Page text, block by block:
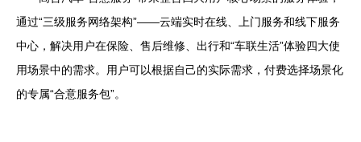
通过“三级服务网络架构”——云端实时在线、上门服务和线下服务
中心，解决用户在保险、售后维修、出行和“车联生活”体验四大使
用场景中的需求。用户可以根据自己的实际需求，付费选择场景化
的专属“合意服务包”。